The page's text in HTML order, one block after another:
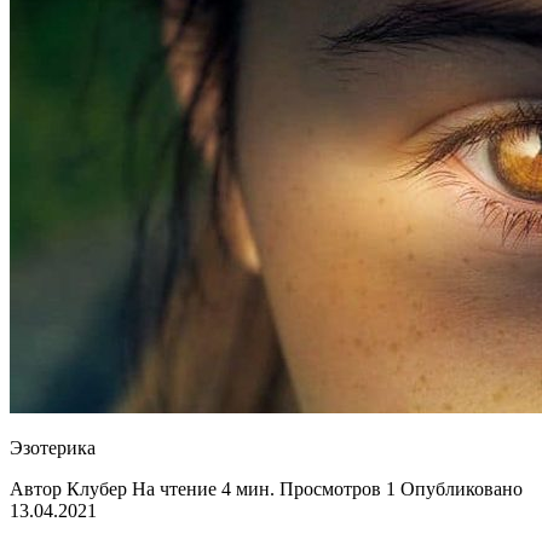
Эзотерика
Автор Клубер На чтение 4 мин. Просмотров 1 Опубликовано
13.04.2021